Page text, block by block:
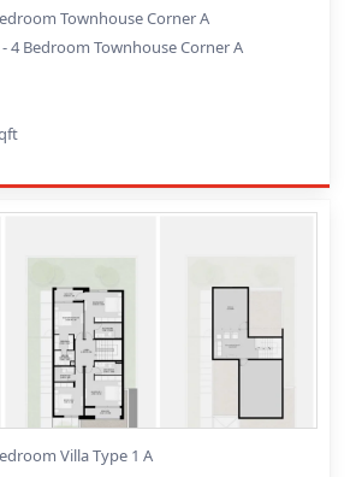
Townhouse Corner A
4 Bedroom Townhouse Corner A
Villa Type 1 A